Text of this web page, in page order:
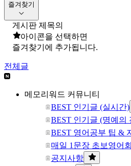
즐겨찾기
게시판 제목의
아이콘을 선택하면
즐겨찾기에 추가됩니다.
전체글
메모리워드 커뮤니티
BEST 인기글 (실시간)
BEST 인기글 (명예의
BEST 영어공부 팁 &
매일 1문장 초보영어
공지사항